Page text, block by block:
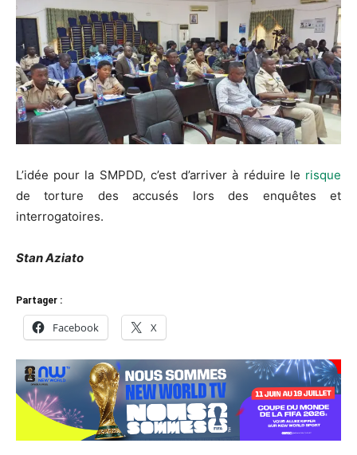
L’idée pour la SMPDD, c’est d’arriver à réduire le risque
de torture des accusés lors des enquêtes et
interrogatoires.
Stan Aziato
Partager :
Facebook X